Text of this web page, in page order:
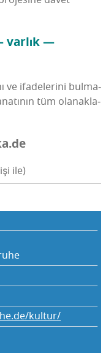
var­lık —
ve ifa­de­le­ri­ni bul­ma­
tüm ola­nak­la­
ile)
kultur/